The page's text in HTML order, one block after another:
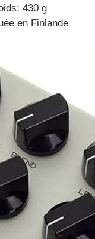
430 g
en Finlande